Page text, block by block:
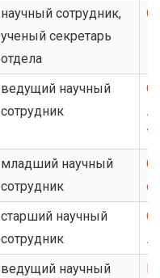
научный сотрудник,
ученый секретарь
отдела
ведущий научный
сотрудник
младший научный
сотрудник
старший научный
сотрудник
ведущий научный